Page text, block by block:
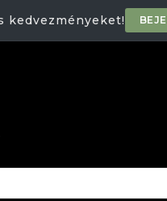
kedvezményeket!